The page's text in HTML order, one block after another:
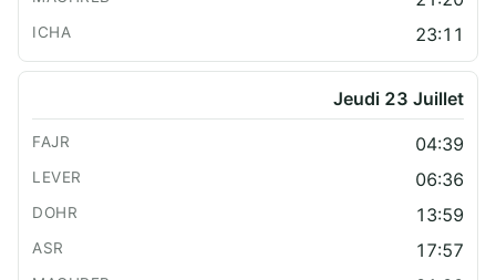
23:11
Jeudi 23 Juillet
04:39
06:36
13:59
17:57